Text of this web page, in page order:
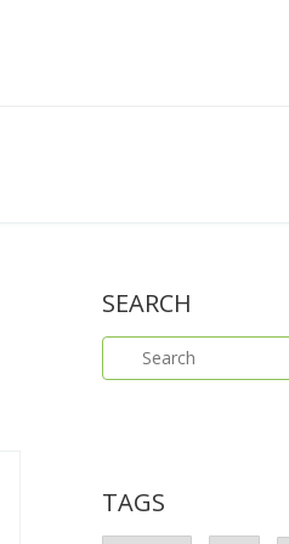
SEARCH
TAGS